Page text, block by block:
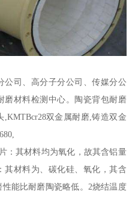
公司、高分子分公司、传媒分公
磨材料检测中心。陶瓷背包耐磨
双金属耐磨,铸造双金
：其材料均为氧化，故其含铝量
其材料为、碳化硅、氧化，其含
能比耐磨陶瓷略低。2烧结温度